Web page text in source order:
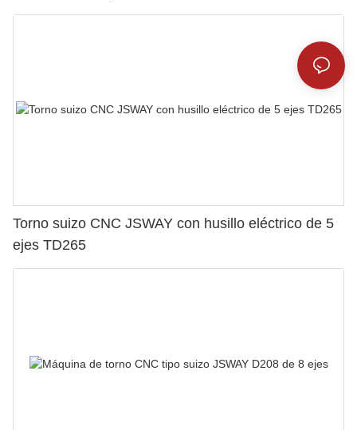
Torno suizo CNC JSWAY con husillo eléctrico de 5
ejes TD265